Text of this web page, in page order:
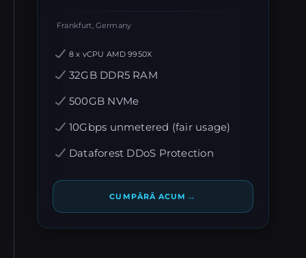
Frankfurt, Germany
8 x vCPU AMD 9950X
32GB DDR5 RAM
500GB NVMe
10Gbps unmetered (fair usage)
Dataforest DDoS Protection
CUMPĂRĂ ACUM →